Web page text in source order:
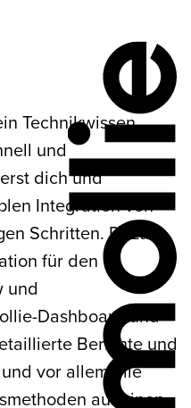
Technikwissen.
und
dich und
Integration von
Schritten. Dazu
für den
und
Dashboard und
Berichte und
vor allem alle
auf einen